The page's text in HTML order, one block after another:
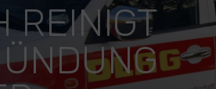
REINIGT